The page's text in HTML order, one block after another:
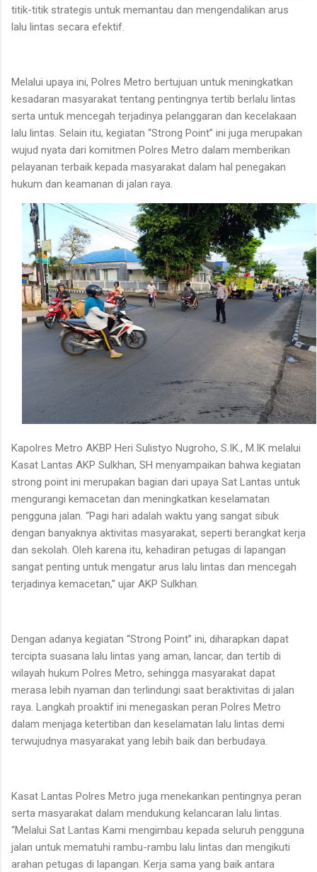
titik-titik strategis untuk memantau dan mengendalikan arus
lalu lintas secara efektif.
Melalui upaya ini, Polres Metro bertujuan untuk meningkatkan
kesadaran masyarakat tentang pentingnya tertib berlalu lintas
serta untuk mencegah terjadinya pelanggaran dan kecelakaan
lalu lintas. Selain itu, kegiatan “Strong Point” ini juga merupakan
wujud nyata dari komitmen Polres Metro dalam memberikan
pelayanan terbaik kepada masyarakat dalam hal penegakan
hukum dan keamanan di jalan raya.
Kapolres Metro AKBP Heri Sulistyo Nugroho, S.IK., M.IK melalui
Kasat Lantas AKP Sulkhan, SH menyampaikan bahwa kegiatan
strong point ini merupakan bagian dari upaya Sat Lantas untuk
mengurangi kemacetan dan meningkatkan keselamatan
pengguna jalan. “Pagi hari adalah waktu yang sangat sibuk
dengan banyaknya aktivitas masyarakat, seperti berangkat kerja
dan sekolah. Oleh karena itu, kehadiran petugas di lapangan
sangat penting untuk mengatur arus lalu lintas dan mencegah
terjadinya kemacetan,” ujar AKP Sulkhan.
Dengan adanya kegiatan “Strong Point” ini, diharapkan dapat
tercipta suasana lalu lintas yang aman, lancar, dan tertib di
wilayah hukum Polres Metro, sehingga masyarakat dapat
merasa lebih nyaman dan terlindungi saat beraktivitas di jalan
raya. Langkah proaktif ini menegaskan peran Polres Metro
dalam menjaga ketertiban dan keselamatan lalu lintas demi
terwujudnya masyarakat yang lebih baik dan berbudaya.
Kasat Lantas Polres Metro juga menekankan pentingnya peran
serta masyarakat dalam mendukung kelancaran lalu lintas.
“Melalui Sat Lantas Kami mengimbau kepada seluruh pengguna
jalan untuk mematuhi rambu-rambu lalu lintas dan mengikuti
arahan petugas di lapangan. Kerja sama yang baik antara